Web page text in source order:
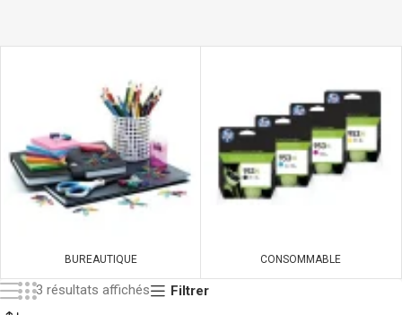
BUREAUTIQUE CONSOMMABLE
3 résultats affichés Filtrer